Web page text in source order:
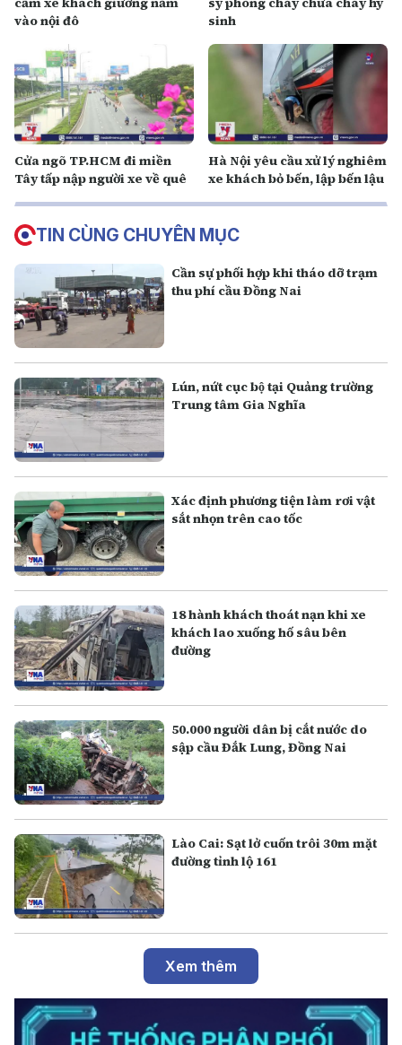
vào nội đô
sinh
Cửa ngõ TP.HCM đi miền
Tây tấp nập người xe về quê
Hà Nội yêu cầu xử lý nghiêm
xe khách bỏ bến, lập bến lậu
TIN CÙNG CHUYÊN MỤC
Cần sự phối hợp khi tháo dỡ trạm
thu phí cầu Đồng Nai
Lún, nứt cục bộ tại Quảng trường
Trung tâm Gia Nghĩa
Xác định phương tiện làm rơi vật
sắt nhọn trên cao tốc
18 hành khách thoát nạn khi xe
khách lao xuống hố sâu bên
đường
50.000 người dân bị cắt nước do
sập cầu Đắk Lung, Đồng Nai
Lào Cai: Sạt lở cuốn trôi 30m mặt
đường tỉnh lộ 161
Xem thêm